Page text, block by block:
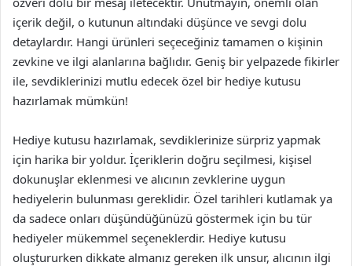
içerik değil, o kutunun altındaki düşünce ve sevgi dolu
detaylardır. Hangi ürünleri seçeceğiniz tamamen o kişinin
zevkine ve ilgi alanlarına bağlıdır. Geniş bir yelpazede fikirler
ile, sevdiklerinizi mutlu edecek özel bir hediye kutusu
hazırlamak mümkün!
Hediye kutusu hazırlamak, sevdiklerinize sürpriz yapmak
için harika bir yoldur. İçeriklerin doğru seçilmesi, kişisel
dokunuşlar eklenmesi ve alıcının zevklerine uygun
hediyelerin bulunması gereklidir. Özel tarihleri kutlamak ya
da sadece onları düşündüğünüzü göstermek için bu tür
hediyeler mükemmel seçeneklerdir. Hediye kutusu
oluştururken dikkate almanız gereken ilk unsur, alıcının ilgi